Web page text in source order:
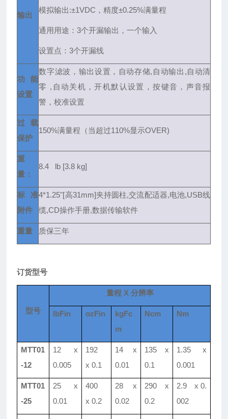
输出
模拟输出:±1VDC，精度±0.25%满量程
通用用途：3个开漏输出，一个输入
设置点：3个开漏线
功能
设置
数字滤波，输出设置，自动存储,自动输出,自动清
零 ,自动关机，开机默认设置，按键音，声音报
警，校准设置
过载
保护
150%满量程（当超过110%显示OVER)
重
量：
8.4 lb [3.8 kg]
标准
附件
4*1.25"[高31mm]夹持圆柱,交流配适器,电池,USB线
缆,CD操作手册,数据传输软件
重量 质保三年
订货型号
型号
量程 X 分辨率
lbFin ozFin
kgFc
m
Ncm Nm
MTT01
-12
12 x
0.005
192
x 0.1
14 x
0.01
135 x
0.1
1.35 x
0.001
MTT01
-25
25 x
0.01
400
x 0.2
28 x
0.02
290 x
0.2
2.9 x 0.
002